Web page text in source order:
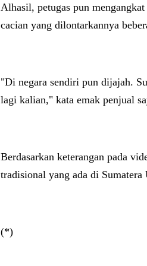
Alhasil, petugas pun
cacian yang dilontarkannya
"Di negara sendiri pun dijajah.
lagi kalian," kata emak penjual
Berdasarkan keterangan pada
tradisional yang ada di Sumatera
(*)